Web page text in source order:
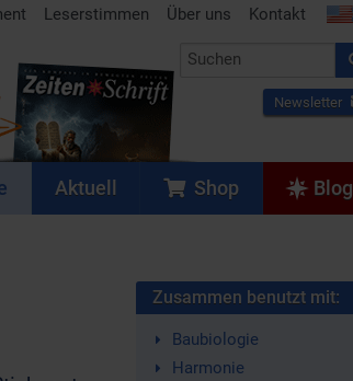
Leserstimmen Über uns Kontakt
Newsletter
Aktuell Shop Blog
Zusammen benutzt mit:
Baubiologie
Harmonie